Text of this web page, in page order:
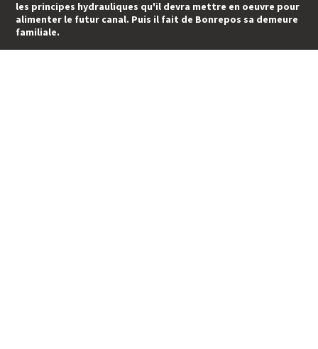
les principes hydrauliques qu'il devra mettre en oeuvre pour
alimenter le futur canal. Puis il fait de Bonrepos sa demeure
familiale.